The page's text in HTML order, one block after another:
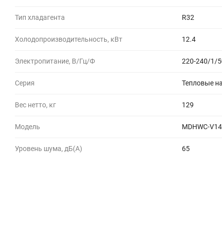
Тип хладагента R32
Холодопроизводительность, кВт 12.4
Электропитание, В/Гц/Ф 220-240/1/
Серия Тепловые
Вес нетто, кг 129
Модель MDHWC-
Уровень шума, дБ(A) 65